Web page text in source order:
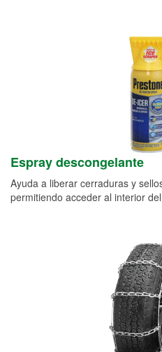
Espray descongelante
Ayuda a liberar cerraduras y
permitiendo acceder al interior